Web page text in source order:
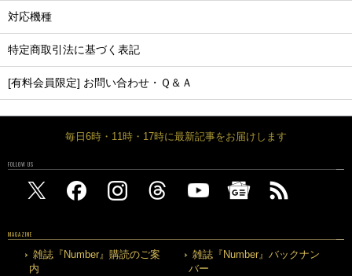
対応機種
特定商取引法に基づく表記
[有料会員限定] お問い合わせ・Ｑ＆Ａ
毎日6時・11時・17時に最新記事をお届けします
FOLLOW US
MAGAZINE
雑誌『Number』購読のご案
内
雑誌『Number』バックナン
バー